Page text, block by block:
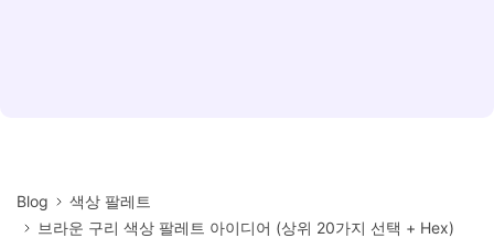
Blog
색상 팔레트
브라운 구리 색상 팔레트 아이디어 (상위 20가지 선택 + Hex)